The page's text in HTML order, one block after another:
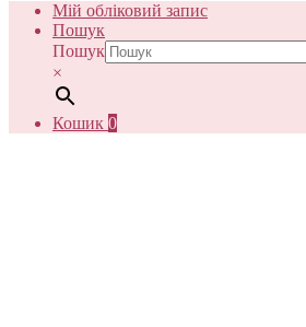
Мій обліковий запис
Пошук
Пошук
×
Кошик 0